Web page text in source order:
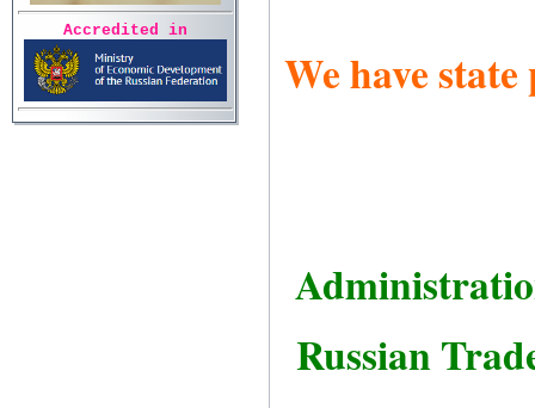
Accredited in
We have
Russian